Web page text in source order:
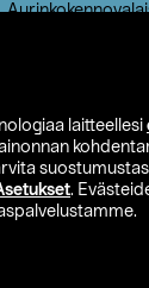
laitteellesi
.